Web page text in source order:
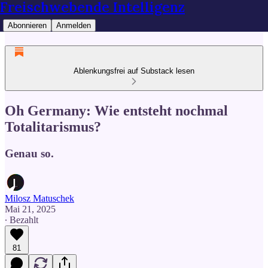
Freischwebende Intelligenz
Abonnieren Anmelden
Ablenkungsfrei auf Substack lesen
Oh Germany: Wie entsteht nochmal
Totalitarismus?
Genau so.
Milosz Matuschek
Mai 21, 2025
∙ Bezahlt
81